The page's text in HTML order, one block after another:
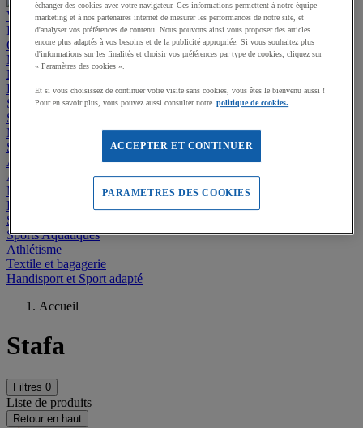
Voir toutes les catégories
Promotions
Offre responsable
Manutan Expert
Nos services
Equipement multisport
Sports collectifs
Sports de raquettes
Musculation et Fitness
Sports outdoor
Aménagement extérieur - Stades, Aires de jeux
Aménagement intérieur - Gymnases et locaux
Matériel de Gymnastique & Sports Artistiques
Éveil, Jeux et Motricité
Sports de Combat
Sports Aquatiques
Athlétisme
Textile et bagagerie
Handisport et Sport adapté
Accueil
Stafa
Filtres 0
Liste de produits
Retour en haut
échanger des cookies avec votre navigateur. Ces informations permettent à notre équipe
marketing et à nos partenaires internet de mesurer les performances de notre site, et
d'analyser vos préférences de contenu. Nous pouvons ainsi vous proposer des articles
encore plus adaptés à vos besoins et de la publicité appropriée. Si vous souhaitez plus
d'informations sur les finalités et choisir vos préférences par type de cookies, cliquez sur
« Paramètres des cookies ».
Et si vous choisissez de continuer votre visite sans cookies, vous êtes le bienvenu aussi !
Pour en savoir plus, vous pouvez aussi consulter notre politique de cookies.
ACCEPTER ET CONTINUER
PARAMETRES DES COOKIES